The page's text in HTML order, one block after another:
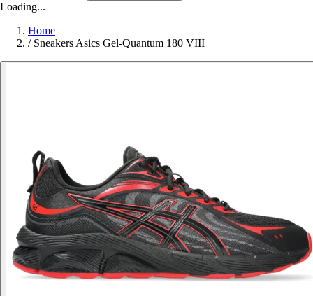
Loading...
Home
/ Sneakers Asics Gel-Quantum 180 VIII